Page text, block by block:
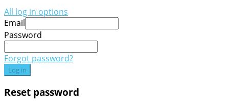
All log in options
Email
Password
Forgot password?
Log in
Reset password